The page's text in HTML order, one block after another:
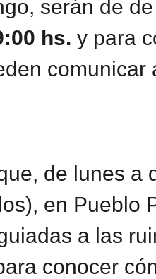
serán de
hs. y para
de lunes a
en Pueblo
a las
conocer